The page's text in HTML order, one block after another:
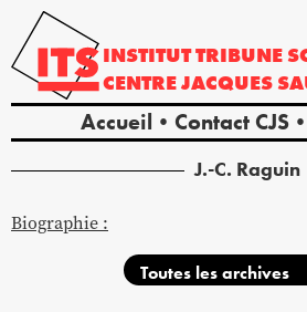
INSTITUTTRIBUNE
CENTREJACQUES
Accueil Contact CJS
J.-C. Raguin
Biographie :